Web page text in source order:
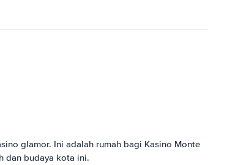
glamor. Ini adalah rumah bagi Kasino Monte
dan budaya kota ini.